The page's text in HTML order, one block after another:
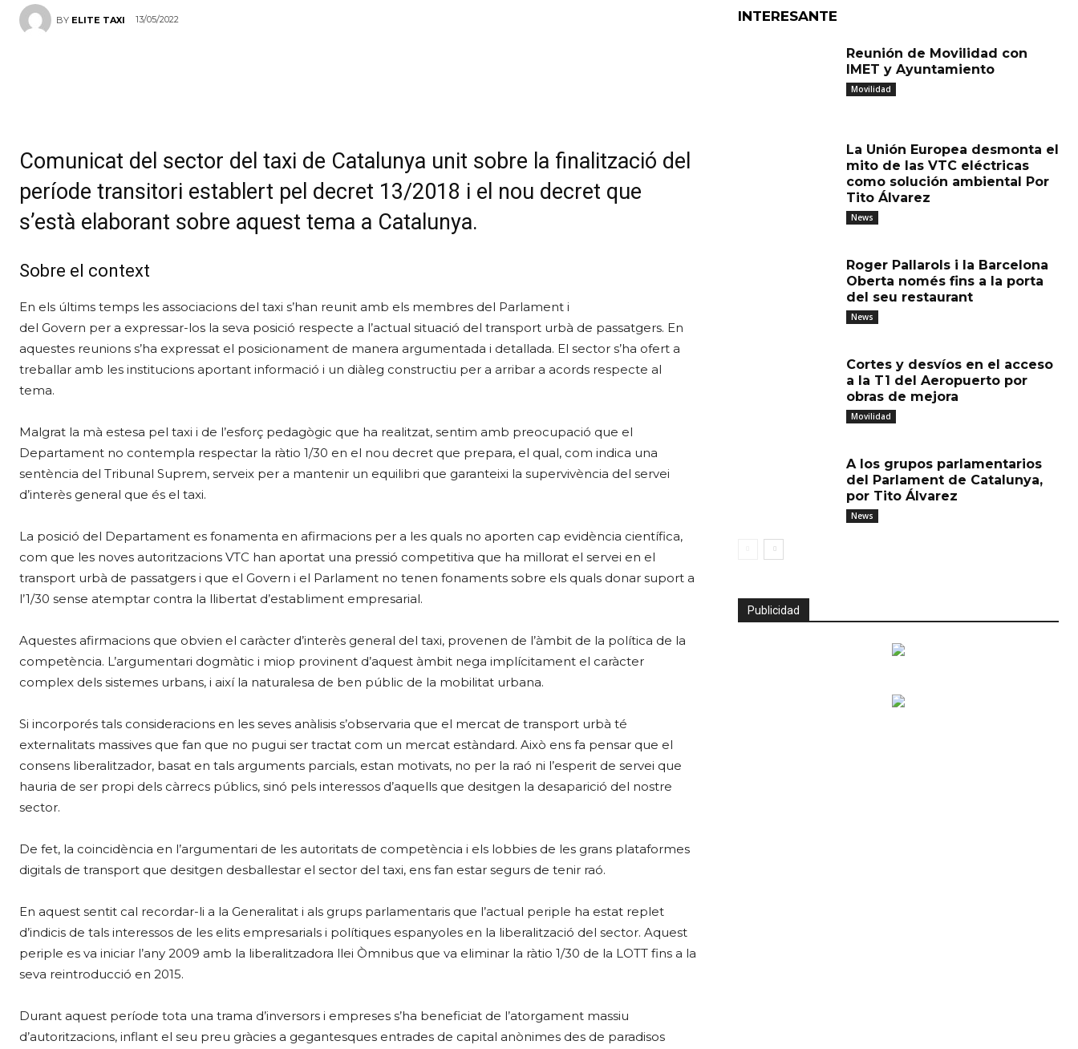
BY ELITE TAXI 13/05/2022
Comunicat del sector del taxi de Catalunya unit sobre la finalització del
període transitori establert pel decret 13/2018 i el nou decret que
s’està elaborant sobre aquest tema a Catalunya.
Sobre el context
En els últims temps les associacions del taxi s’han reunit amb els membres del Parlament i
del Govern per a expressar-los la seva posició respecte a l’actual situació del transport urbà de passatgers. En
aquestes reunions s’ha expressat el posicionament de manera argumentada i detallada. El sector s’ha ofert a
treballar amb les institucions aportant informació i un diàleg constructiu per a arribar a acords respecte al
tema.
Malgrat la mà estesa pel taxi i de l’esforç pedagògic que ha realitzat, sentim amb preocupació que el
Departament no contempla respectar la ràtio 1/30 en el nou decret que prepara, el qual, com indica una
sentència del Tribunal Suprem, serveix per a mantenir un equilibri que garanteixi la supervivència del servei
d’interès general que és el taxi.
La posició del Departament es fonamenta en afirmacions per a les quals no aporten cap evidència científica,
com que les noves autoritzacions VTC han aportat una pressió competitiva que ha millorat el servei en el
transport urbà de passatgers i que el Govern i el Parlament no tenen fonaments sobre els quals donar suport a
l’1/30 sense atemptar contra la llibertat d’establiment empresarial.
Aquestes afirmacions que obvien el caràcter d’interès general del taxi, provenen de l’àmbit de la política de la
competència. L’argumentari dogmàtic i miop provinent d’aquest àmbit nega implícitament el caràcter
complex dels sistemes urbans, i així la naturalesa de ben públic de la mobilitat urbana.
Si incorporés tals consideracions en les seves anàlisis s’observaria que el mercat de transport urbà té
externalitats massives que fan que no pugui ser tractat com un mercat estàndard. Això ens fa pensar que el
consens liberalitzador, basat en tals arguments parcials, estan motivats, no per la raó ni l’esperit de servei que
hauria de ser propi dels càrrecs públics, sinó pels interessos d’aquells que desitgen la desaparició del nostre
sector.
De fet, la coincidència en l’argumentari de les autoritats de competència i els lobbies de les grans plataformes
digitals de transport que desitgen desballestar el sector del taxi, ens fan estar segurs de tenir raó.
En aquest sentit cal recordar-li a la Generalitat i als grups parlamentaris que l’actual periple ha estat replet
d’indicis de tals interessos de les elits empresarials i polítiques espanyoles en la liberalització del sector. Aquest
periple es va iniciar l’any 2009 amb la liberalitzadora llei Òmnibus que va eliminar la ràtio 1/30 de la LOTT fins a la
seva reintroducció en 2015.
Durant aquest període tota una trama d’inversors i empreses s’ha beneficiat de l’atorgament massiu
d’autoritzacions, inflant el seu preu gràcies a gegantesques entrades de capital anònimes des de paradisos
INTERESANTE
Reunión de Movilidad con
IMET y Ayuntamiento
Movilidad
La Unión Europea desmonta el
mito de las VTC eléctricas
como solución ambiental Por
Tito Álvarez
News
Roger Pallarols i la Barcelona
Oberta només fins a la porta
del seu restaurant
News
Cortes y desvíos en el acceso
a la T1 del Aeropuerto por
obras de mejora
Movilidad
A los grupos parlamentarios
del Parlament de Catalunya,
por Tito Álvarez
News
Publicidad